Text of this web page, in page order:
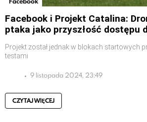
Facebook i Projekt Catalina:
ptaka jako przyszłość dostępu
Projekt został jednak w blokach startowych
testami
9 listopada 2024, 23:49
CZYTAJ WIĘCEJ